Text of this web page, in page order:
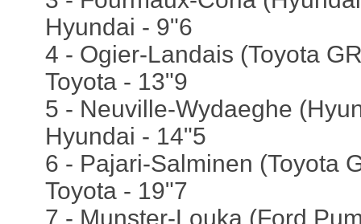
Hyundai - 9"6
4 - Ogier-Landais (Toyota
Toyota - 13"9
5 - Neuville-Wydaeghe
Hyundai - 14"5
6 - Pajari-Salminen (Toyota
Toyota - 19"7
7 - Munster-Louka (Ford